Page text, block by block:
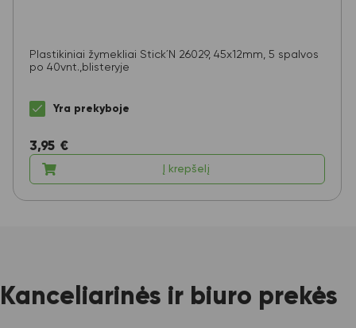
Plastikiniai žymekliai Stick´N 26029, 45x12mm, 5 spalvos
po 40vnt.,blisteryje
Yra prekyboje
3,95 €
Į krepšelį
Kanceliarinės ir biuro prekės